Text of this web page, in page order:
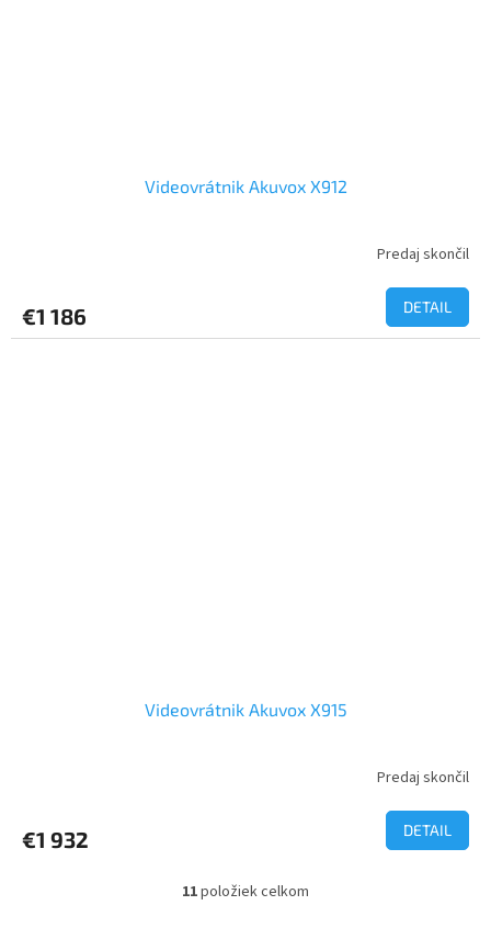
Videovrátnik Akuvox X912
Predaj skončil
€1 186 DETAIL
Videovrátnik Akuvox X915
je
Predaj skončil
€1 932 DETAIL
O
11položiek celkom